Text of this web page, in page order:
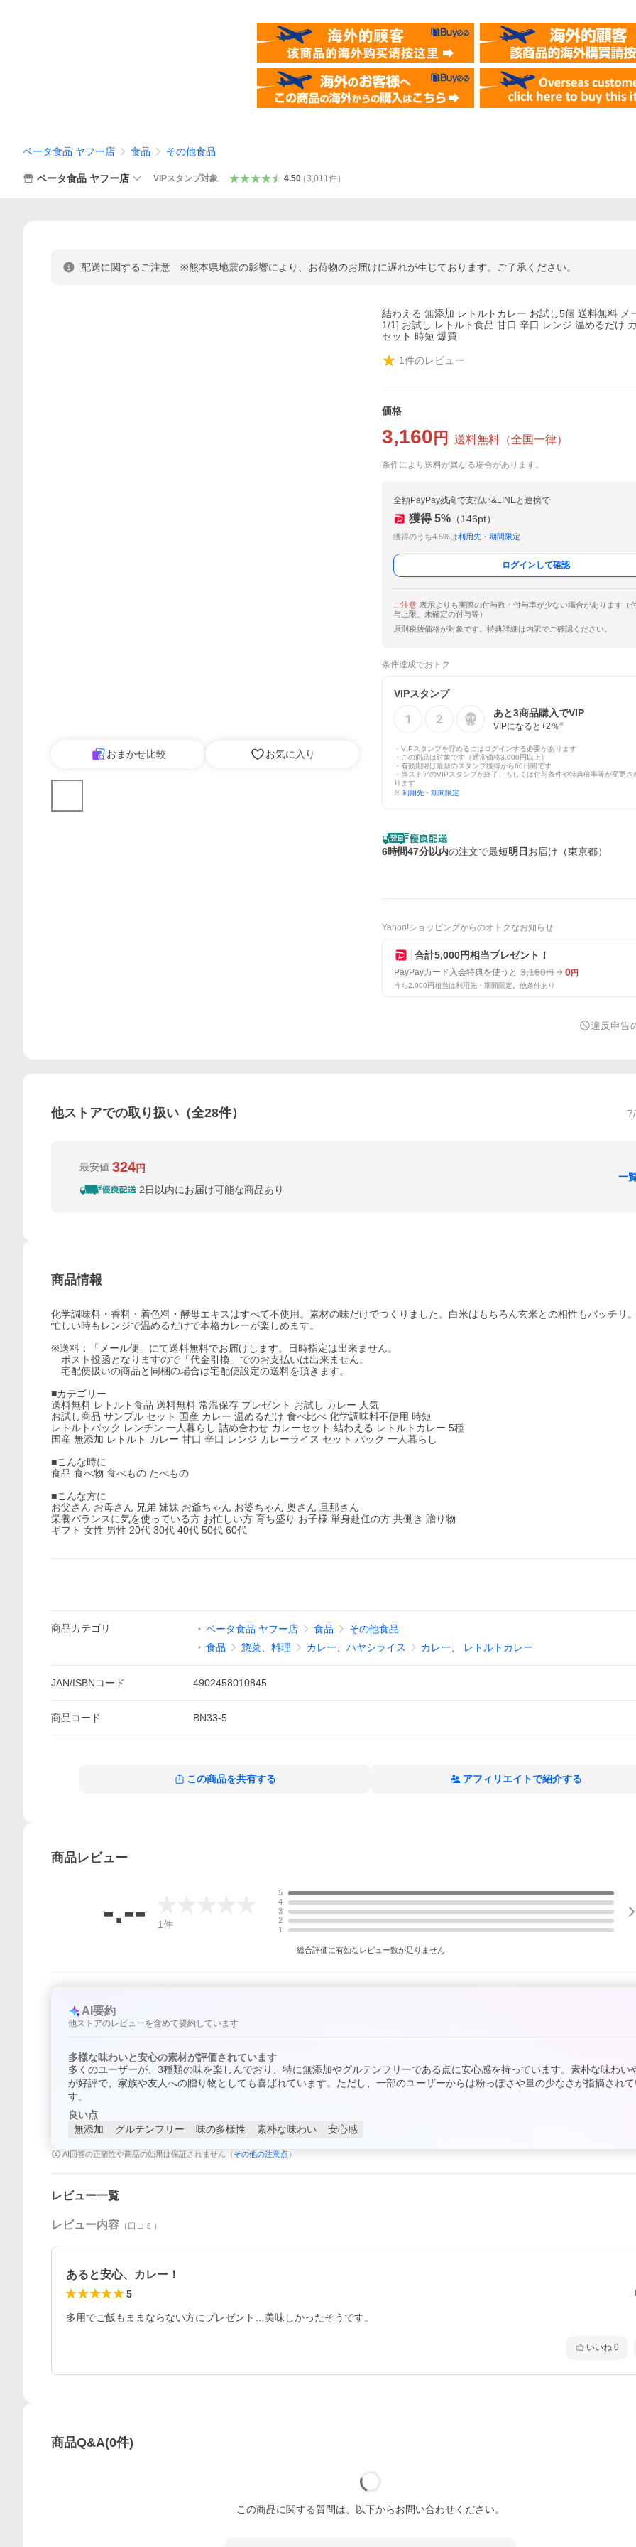
ベータ食品 ヤフー店 食品 その他食品
ベータ食品 ヤフー店 VIPスタンプ対象 4.50（3,011件）
配送に関するご注意 ※熊本県地震の影響により、お荷物のお届けに遅れが生じております。ご了承ください。
おまかせ比較 お気に入り
結わえる 無添加 レトルトカレー お試し5個 送料無料 メ
1/1] お試し レトルト食品 甘口 辛口 レンジ 温めるだけ
セット 時短 爆買
1件のレビュー
価格
3,160 円 送料無料 （全国一律）
条件により送料が異なる場合があります。
全額PayPay残高で支払い&LINEと連携で
獲得 5% （146pt）
獲得のうち4.5%は利用先・期間限定
ログインして確認
ご注意 表示よりも実際の付与数・付与率が少ない場合があります（
与上限、未確定の付与等）
原則税抜価格が対象です。特典詳細は内訳でご確認ください。
条件達成でおトク
VIPスタンプ
あと3商品購入でVIP
VIPになると+2 ％ ※
・VIPスタンプを貯めるにはログインする必要があります
・この商品は対象です（通常価格3,000円以上）
・有効期限は最新のスタンプ獲得から60日間です
・当ストアのVIPスタンプが終了、もしくは付与条件や特典倍率等が変更さ
ります
※ 利用先・期間限定
6時間47分以内の注文で最短明日 お届け（東京都）
Yahoo!ショッピングからのオトクなお知らせ
合計5,000円相当プレゼント！
PayPayカード入会特典を使うと 3,160円 0円
うち2,000円相当は利用先・期間限定。他条件あり
違反申告
他ストアでの取り扱い（全28件）
最安値 324円
2日以内にお届け可能な商品あり
一
商品情報
化学調味料・香料・着色料・酵母エキスはすべて不使用。素材の味だけでつくりました。白米はもちろん玄米との相性もバッチリ
忙しい時もレンジで温めるだけで本格カレーが楽しめます。
※送料：「メール便」にて送料無料でお届けします。日時指定は出来ません。
ポスト投函となりますので「代金引換」でのお支払いは出来ません。
宅配便扱いの商品と同梱の場合は宅配便設定の送料を頂きます。
■カテゴリー
送料無料 レトルト食品 送料無料 常温保存 プレゼント お試し カレー 人気
お試し商品 サンプル セット 国産 カレー 温めるだけ 食べ比べ 化学調味料不使用 時短
レトルトパック レンチン 一人暮らし 詰め合わせ カレーセット 結わえる レトルトカレー 5種
国産 無添加 レトルト カレー 甘口 辛口 レンジ カレーライス セット パック 一人暮らし
■こんな時に
食品 食べ物 食べもの たべもの
■こんな方に
お父さん お母さん 兄弟 姉妹 お爺ちゃん お婆ちゃん 奥さん 旦那さん
栄養バランスに気を使っている方 お忙しい方 育ち盛り お子様 単身赴任の方 共働き 贈り物
ギフト 女性 男性 20代 30代 40代 50代 60代
商品カテゴリ ベータ食品 ヤフー店 食品
その他食品
食品
惣菜、料理 カレー、ハヤシライス カレー、 レトルトカレー
JAN/ISBNコード 4902458010845
商品コード BN33-5
この商品を共有する アフィリエイトで紹介する
商品レビュー
-.-- 1件
5
4
3
2
1
総合評価に有効なレビュー数が足りません
AI要約
他ストアのレビューを含めて要約しています
多様な味わいと安心の素材が評価されています
多くのユーザーが、3種類の味を楽しんでおり、特に無添加やグルテンフリーである点に安心感を持っています。素朴な味わい
が好評で、家族や友人への贈り物としても喜ばれています。ただし、一部のユーザーからは粉っぽさや量の少なさが指摘され
す。
良い点
無添加
グルテンフリー 味の多様性 素朴な味わい 安心感
AI回答の正確性や商品の効果は保証されません（ その他の注意点 ）
レビュー一覧
レビュー内容 （口コミ）
あると安心、カレー！
5
多用でご飯もままならない方にプレゼント…美味しかったそうです。
いいね 0
商品Q&A(0件)
この商品に関する質問は、以下からお問い合わせください。